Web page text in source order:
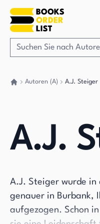
Autoren (A) A.J. Steiger
A.J.
A.J. Steiger wurde in
genauer in Burbank,
aufgezogen. Schon